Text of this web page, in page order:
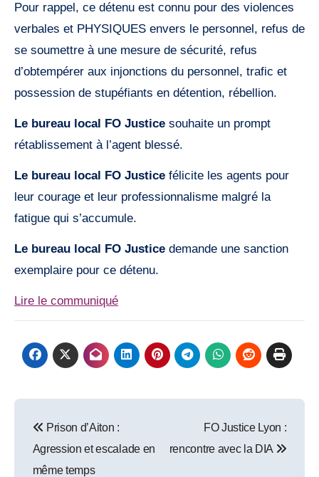
Pour rappel, ce détenu est connu pour des violences
verbales et PHYSIQUES envers le personnel, refus de
se soumettre à une mesure de sécurité, refus
d’obtempérer aux injonctions du personnel, trafic et
possession de stupéfiants en détention, rébellion.
Le bureau local FO Justice souhaite un prompt
rétablissement à l’agent blessé.
Le bureau local FO Justice félicite les agents pour
leur courage et leur professionnalisme malgré la
fatigue qui s’accumule.
Le bureau local FO Justice demande une sanction
exemplaire pour ce détenu.
Lire le communiqué
navigation
Prison d’Aiton :
Agression et escalade en
même temps
FO Justice Lyon :
rencontre avec la DIA